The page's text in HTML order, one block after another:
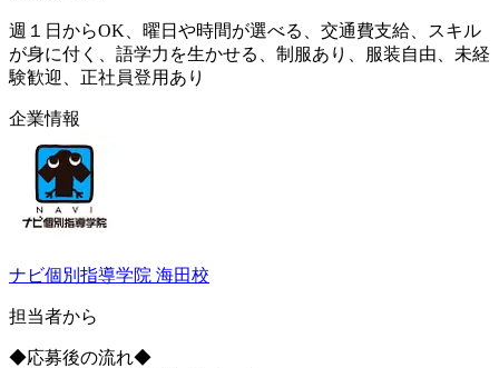
週１日からOK、曜日や時間が選べる、交通費支給、スキル
が身に付く、語学力を生かせる、制服あり、服装自由、未経
験歓迎、正社員登用あり
企業情報
ナビ個別指導学院 海田校
担当者から
◆応募後の流れ◆